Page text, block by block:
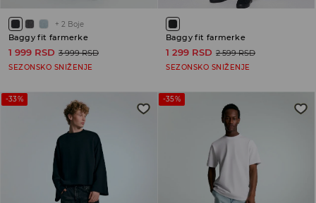
+ 2 Boje
Baggy fit farmerke
1 999 RSD 3 999 RSD
SEZONSKO SNIŽENJE
Baggy fit farmerke
1 299 RSD 2 599 RSD
SEZONSKO SNIŽENJE
-33% -35%